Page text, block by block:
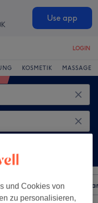
Use app
LOGIN
KOSMETIK MASSAGE
Besonderheiten
und Cookies von
zu personalisieren,